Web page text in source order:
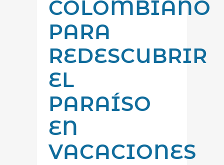
COLOMBIANO
PARA
REDESCUBRIR
EL
PARAÍSO
EN
VACACIONES